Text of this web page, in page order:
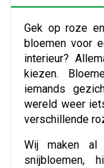
Gek op roze
bloemen voor
interieur?
kiezen.
iemands
wereld weer
verschillende
Wij maken al
snijbloemen,